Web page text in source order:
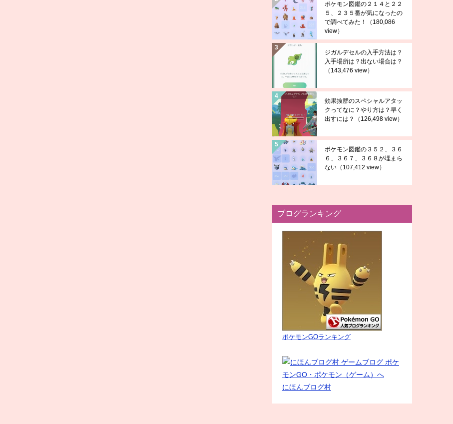
ポケモン図鑑の２１４と２２
５、２３５番が気になったの
で調べてみた！
（180,086
view）
ジガルデセルの入手方法は？
入手場所は？出ない場合は？
（143,476 view）
効果抜群のスペシャルアタッ
クってなに？やり方は？早く
出すには？
（126,498 view）
ポケモン図鑑の３５２、３６
６、３６７、３６８が埋まら
ない （107,412 view）
ブログランキング
ポケモンGOランキング
にほんブログ村